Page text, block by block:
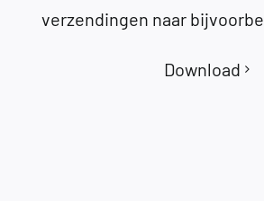
verzendingen naar
Download